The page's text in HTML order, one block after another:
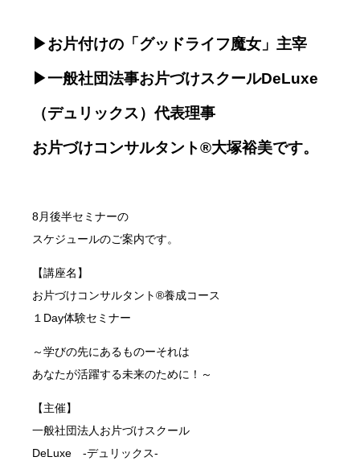
▶お片付けの「グッドライフ魔女」主宰
▶一般社団法事お片づけスクールDeLuxe
（デュリックス）代表理事
お片づけコンサルタント®大塚裕美です。
8月後半セミナーの
スケジュールのご案内です。
【講座名】
お片づけコンサルタント®養成コース
１Day体験セミナー
～学びの先にあるものーそれは
あなたが活躍する未来のために！～
【主催】
一般社団法人お片づけスクール
DeLuxe -デュリックス-